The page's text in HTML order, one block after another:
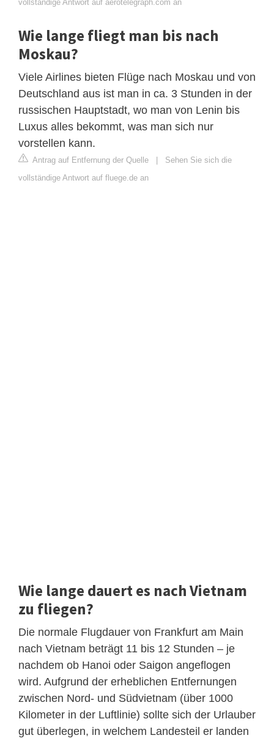
vollständige Antwort auf aerotelegraph.com an
Wie lange fliegt man bis nach
Moskau?
Viele Airlines bieten Flüge nach Moskau und von
Deutschland aus ist man in ca. 3 Stunden in der
russischen Hauptstadt, wo man von Lenin bis
Luxus alles bekommt, was man sich nur
vorstellen kann.
Antrag auf Entfernung der Quelle | Sehen Sie sich die
vollständige Antwort auf fluege.de an
Wie lange dauert es nach Vietnam
zu fliegen?
Die normale Flugdauer von Frankfurt am Main
nach Vietnam beträgt 11 bis 12 Stunden – je
nachdem ob Hanoi oder Saigon angeflogen
wird. Aufgrund der erheblichen Entfernungen
zwischen Nord- und Südvietnam (über 1000
Kilometer in der Luftlinie) sollte sich der Urlauber
gut überlegen, in welchem Landesteil er landen